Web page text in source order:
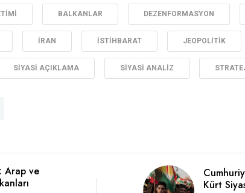
BALKANLAR DEZENFORMASYON
IRAN İSTIHBARAT JEOPOLITIK
SIYASI AÇIKLAMA SIYASI ANALIZ
Arap ve
Kürt